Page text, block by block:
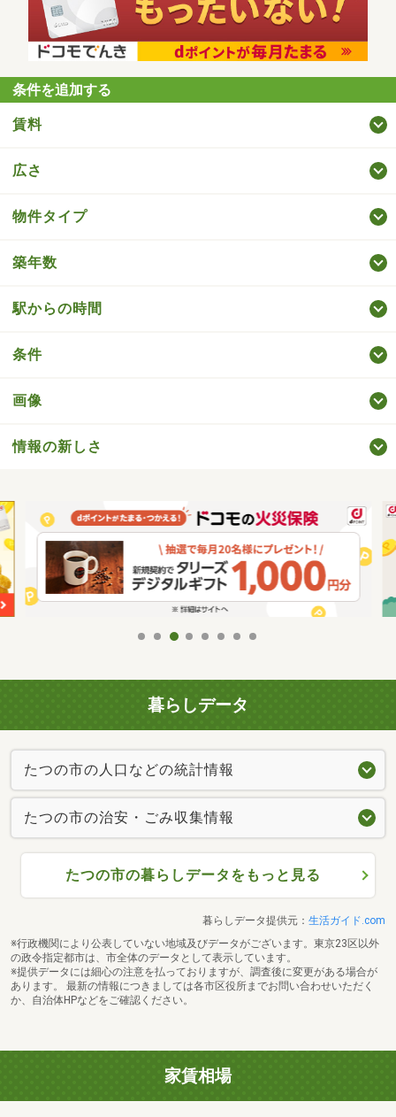
条件を追加する
賃料
広さ
物件タイプ
築年数
駅からの時間
条件
画像
情報の新しさ
暮らしデータ
たつの市の人口などの統計情報
たつの市の治安・ごみ収集情報
たつの市の暮らしデータをもっと見る
暮らしデータ提供元： 生活ガイド.com
※行政機関により公表していない地域及びデータがございます。東京23区以外
の政令指定都市は、市全体のデータとして表示しています。
※提供データには細心の注意を払っておりますが、調査後に変更がある場合が
あります。 最新の情報につきましては各市区役所までお問い合わせいただく
か、自治体HPなどをご確認ください。
家賃相場